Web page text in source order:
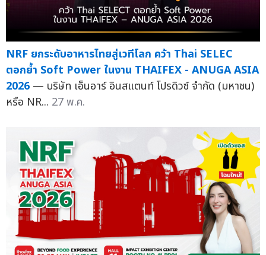
NRF ยกระดับอาหารไทยสู่เวทีโลก คว้า Thai SELEC
ตอกย้ำ Soft Power ในงาน THAIFEX - ANUGA ASIA
2026 — บริษัท เอ็นอาร์ อินสแตนท์ โปรดิวซ์ จำกัด (มหาชน)
หรือ NR... 27 พ.ค.